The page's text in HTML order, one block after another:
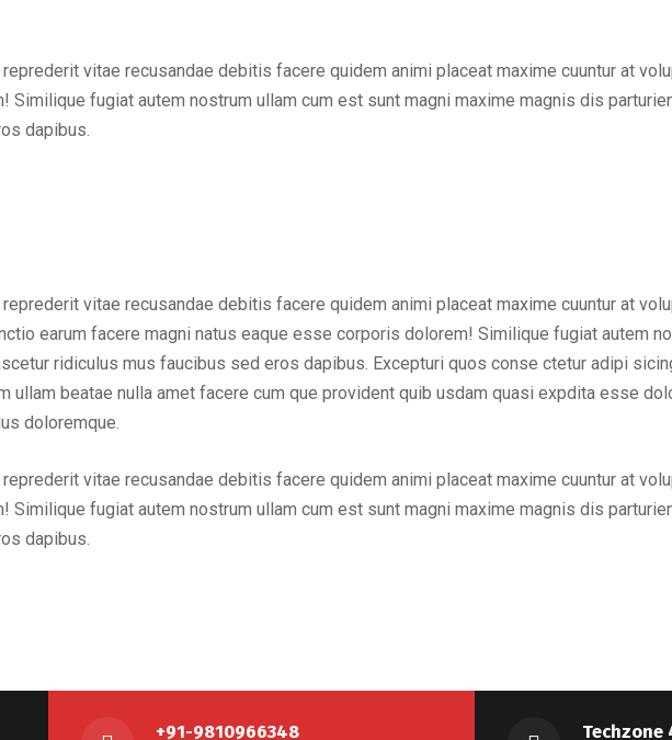
vitae recusandae debitis facere quidem animi placeat maxime cuuntur at
fugiat autem nostrum ullam cum est sunt magni maxime magnis dis
dapibus.
vitae recusandae debitis facere quidem animi placeat maxime cuuntur at
earum facere magni natus eaque esse corporis dolorem! Similique fugiat autem
ridiculus mus faucibus sed eros dapibus. Excepturi quos conse ctetur adipi
ullam beatae nulla amet facere cum que provident quib usdam quasi expdita esse
doloremque.
vitae recusandae debitis facere quidem animi placeat maxime cuuntur at
fugiat autem nostrum ullam cum est sunt magni maxime magnis dis
dapibus.
+91-9810966348 Techzone